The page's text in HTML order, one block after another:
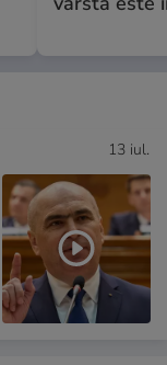
13 iul.